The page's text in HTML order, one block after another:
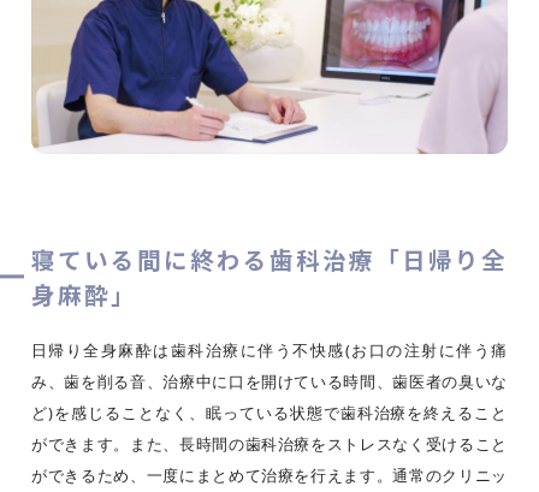
寝ている間に終わる歯科治療「日帰り全
身麻酔」
日帰り全身麻酔は歯科治療に伴う不快感(お口の注射に伴う痛
み、歯を削る音、治療中に口を開けている時間、歯医者の臭いな
ど)を感じることなく、眠っている状態で歯科治療を終えること
ができます。また、長時間の歯科治療をストレスなく受けること
ができるため、一度にまとめて治療を行えます。通常のクリニッ